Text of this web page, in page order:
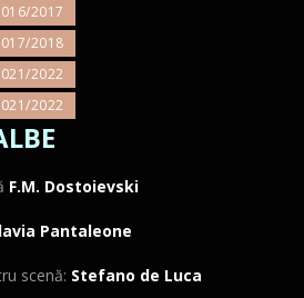
2017
2018
2022
2022
F.M. Dostoievski
Pantaleone
scenă: Stefano de Luca